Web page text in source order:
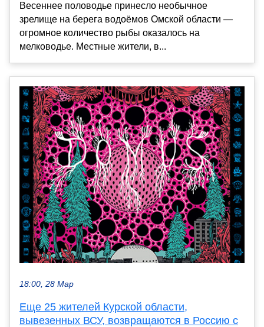
Весеннее половодье принесло необычное
зрелище на берега водоёмов Омской области —
огромное количество рыбы оказалось на
мелководье. Местные жители, в...
18:00, 28 Мар
Еще 25 жителей Курской области,
вывезенных ВСУ, возвращаются в Россию с